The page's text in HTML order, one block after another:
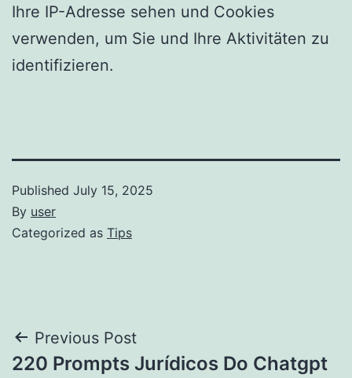
Ihre IP-Adresse sehen und Cookies
verwenden, um Sie und Ihre Aktivitäten zu
identifizieren.
Published July 15, 2025
By user
Categorized as Tips
Post
Previous Post
220 Prompts Jurídicos Do Chatgpt